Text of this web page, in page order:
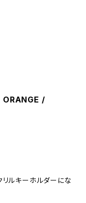
ORANGE /
ルキーホルダーにな